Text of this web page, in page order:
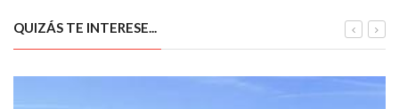
QUIZÁS TE INTERESE...